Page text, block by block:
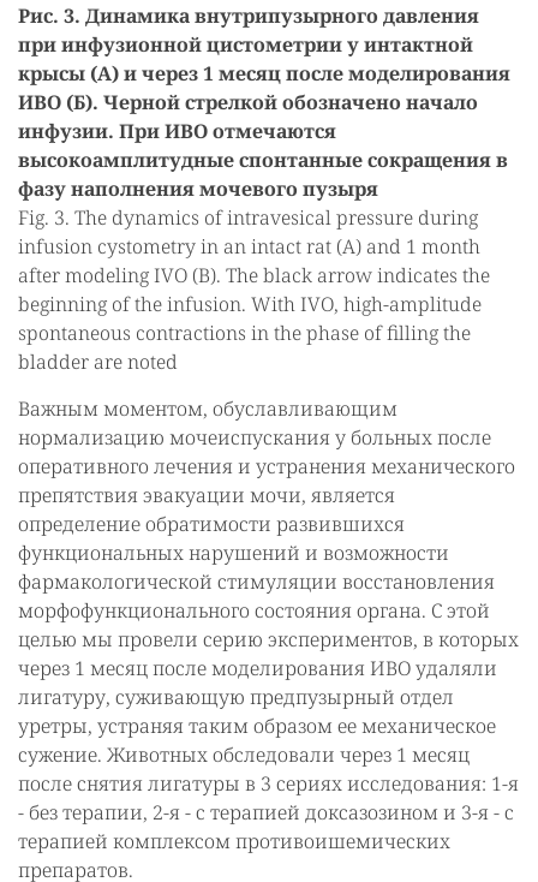
Рис. 3. Динамика внутрипузырного давления
при инфузионной цистометрии у интактной
крысы (А) и через 1 месяц после моделирования
ИВО (Б). Черной стрелкой обозначено начало
инфузии. При ИВО отмечаются
высокоамплитудные спонтанные сокращения в
фазу наполнения мочевого пузыря
Fig. 3. The dynamics of intravesical pressure during
infusion cystometry in an intact rat (A) and 1 month
after modeling IVO (B). The black arrow indicates the
beginning of the infusion. With IVO, high-amplitude
spontaneous contractions in the phase of filling the
bladder are noted
Важным моментом, обуславливающим
нормализацию мочеиспускания у больных после
оперативного лечения и устранения механического
препятствия эвакуации мочи, является
определение обратимости развившихся
функциональных нарушений и возможности
фармакологической стимуляции восстановления
морфофункционального состояния органа. С этой
целью мы провели серию экспериментов, в которых
через 1 месяц после моделирования ИВО удаляли
лигатуру, суживающую предпузырный отдел
уретры, устраняя таким образом ее механическое
сужение. Животных обследовали через 1 месяц
после снятия лигатуры в 3 сериях исследования: 1-я
- без терапии, 2-я - с терапией доксазозином и 3-я - с
терапией комплексом противоишемических
препаратов.